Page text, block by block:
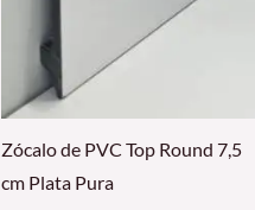
Zócalo de PVC Top Round 7,5
cm Plata Pura